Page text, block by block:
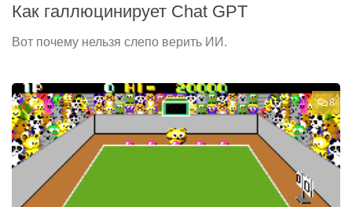
Как галлюцинирует Chat GPT
Вот почему нельзя слепо верить ИИ.
8